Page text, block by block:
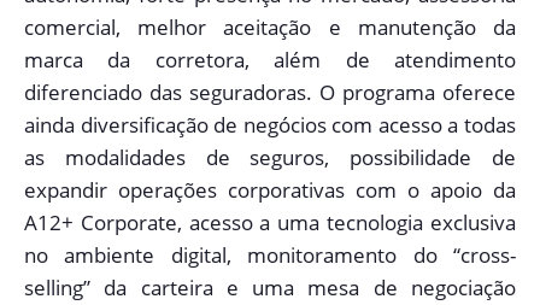
comercial, melhor aceitação e manutenção da
marca da corretora, além de atendimento
diferenciado das seguradoras. O programa oferece
ainda diversificação de negócios com acesso a todas
as modalidades de seguros, possibilidade de
expandir operações corporativas com o apoio da
A12+ Corporate, acesso a uma tecnologia exclusiva
no ambiente digital, monitoramento do “cross-
selling” da carteira e uma mesa de negociação